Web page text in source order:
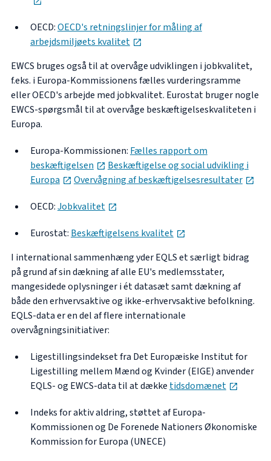
OECD:OECD's retningslinjer for måling af
arbejdsmiljøets kvalitet
EWCS bruges også til at overvåge udviklingen i jobkvalitet,
f.eks. i Europa-Kommissionens fælles vurderingsramme
eller OECD's arbejde med jobkvalitet. Eurostat bruger nogle
EWCS-spørgsmål til at overvåge beskæftigelseskvaliteten i
Europa.
Europa-Kommissionen: Fælles rapport om
beskæftigelsen
opens in new tab
Beskæftigelse og social udvikling i
Europa
opens in new tab
Overvågning af beskæftigelsesresultater
OECD:Jobkvalitet
Eurostat: Beskæftigelsens kvalitet
I international sammenhæng yder EQLS et særligt bidrag
på grund af sin dækning af alle EU's medlemsstater,
mangesidede oplysninger i ét datasæt samt dækning af
både den erhvervsaktive og ikke-erhvervsaktive befolkning.
EQLS-data er en del af flere internationale
overvågningsinitiativer:
Ligestillingsindekset fra Det Europæiske Institut for
Ligestilling mellem Mænd og Kvinder (EIGE) anvender
EQLS- og EWCS-data til at dække tidsdomænet
Indeks for aktiv aldring, støttet af Europa-
Kommissionen og De Forenede Nationers Økonomiske
Kommission for Europa (UNECE)